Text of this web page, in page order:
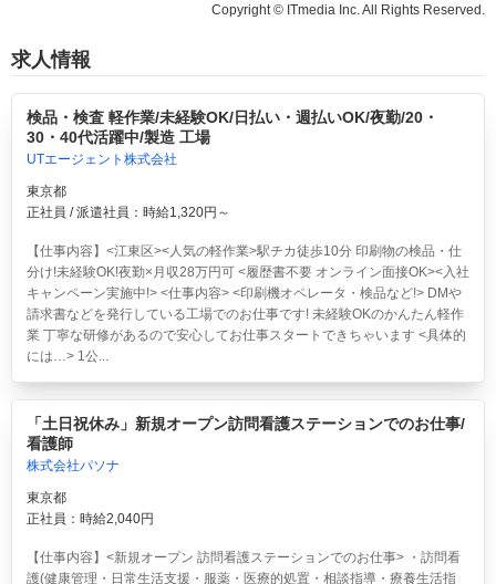
Copyright © ITmedia Inc. All Rights Reserved.
求人情報
検品・検査 軽作業/未経験OK/日払い・週払いOK/夜勤/20・
30・40代活躍中/製造 工場
UTエージェント株式会社
東京都
正社員 / 派遣社員：時給1,320円～
【仕事内容】<江東区><人気の軽作業>駅チカ徒歩10分 印刷物の検品・仕
分け!未経験OK!夜勤×月収28万円可 <履歴書不要 オンライン面接OK><入社
キャンペーン実施中!> <仕事内容> <印刷機オペレータ・検品など!> DMや
請求書などを発行している工場でのお仕事です! 未経験OKのかんたん軽作
業 丁寧な研修があるので安心してお仕事スタートできちゃいます <具体的
には…> 1公...
「土日祝休み」新規オープン訪問看護ステーションでのお仕事/
看護師
株式会社パソナ
東京都
正社員：時給2,040円
【仕事内容】<新規オープン 訪問看護ステーションでのお仕事> ・訪問看
護(健康管理・日常生活支援・服薬・医療的処置・相談指導・療養生活指